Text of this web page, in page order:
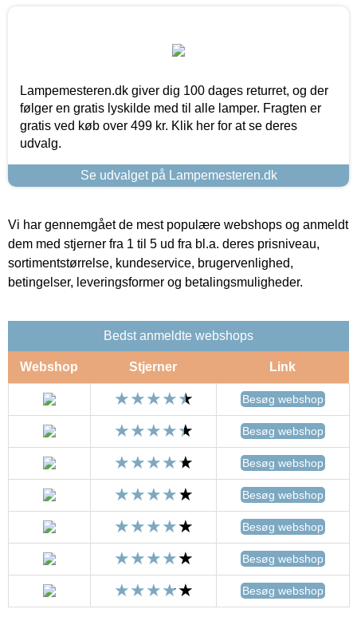
Lampemesteren.dk giver dig 100 dages returret, og der
følger en gratis lyskilde med til alle lamper. Fragten er
gratis ved køb over 499 kr. Klik her for at se deres
udvalg.
Se udvalget på Lampemesteren.dk
Vi har gennemgået de mest populære webshops og anmeldt
dem med stjerner fra 1 til 5 ud fra bl.a. deres prisniveau,
sortimentstørrelse, kundeservice, brugervenlighed,
betingelser, leveringsformer og betalingsmuligheder.
Bedst anmeldte webshops
Webshop Stjerner Link
Besøg webshop
Besøg webshop
Besøg webshop
Besøg webshop
Besøg webshop
Besøg webshop
Besøg webshop